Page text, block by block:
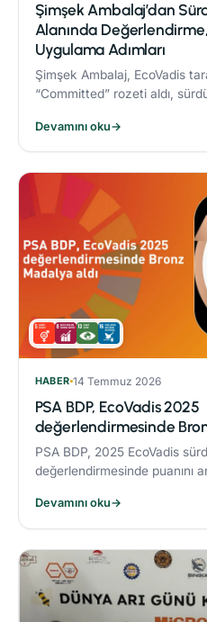
Şimşek Ambalaj’dan
Alanında
Uygulama Adımları
Şimşek Ambalaj, EcoVadis
“Committed” rozeti aldı,
Responsible® Faz-1 sürecini
ambalaj sektöründe bir ilke
Devamını oku→
HABER 14 Temmuz 2026
PSA BDP, EcoVadis 2025
değerlendirmesinde
PSA BDP, 2025 EcoVadis
değerlendirmesinde puanını
seviyesine yükseldi ve
‘Leader’ kategorisine yerleşti.
Devamını oku→